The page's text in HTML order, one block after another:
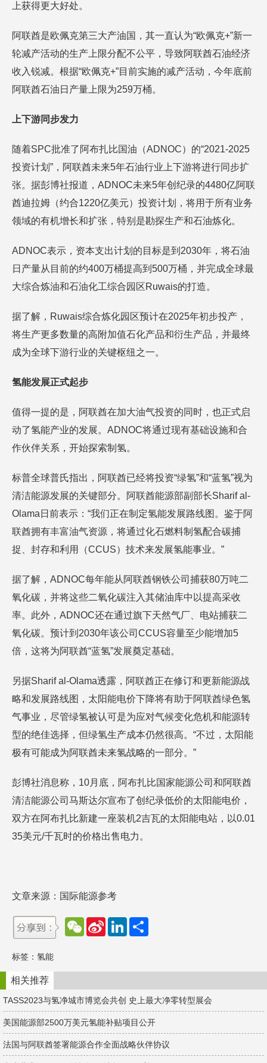
上获得更大好处。
阿联酋是欧佩克第三大产油国，其一直认为“欧佩克+”新一
轮减产活动的生产上限分配不公平，导致阿联酋石油经济
收入锐减。根据“欧佩克+”目前实施的减产活动，今年底前
阿联酋石油日产量上限为259万桶。
上下游同步发力
随着SPC批准了阿布扎比国油（ADNOC）的“2021-2025
投资计划”，阿联酋未来5年石油行业上下游将进行同步扩
张。据彭博社报道，ADNOC未来5年创纪录的4480亿阿联
酋迪拉姆（约合1220亿美元）投资计划，将用于所有业务
领域的有机增长和扩张，特别是勘探生产和石油炼化。
ADNOC表示，资本支出计划的目标是到2030年，将石油
日产量从目前的约400万桶提高到500万桶，并完成全球最
大综合炼油和石油化工综合园区Ruwais的打造。
据了解，Ruwais综合炼化园区预计在2025年初步投产，
将生产更多数量的高附加值石化产品和衍生产品，并最终
成为全球下游行业的关键枢纽之一。
氢能发展正式起步
值得一提的是，阿联酋在加大油气投资的同时，也正式启
动了氢能产业的发展。ADNOC将通过现有基础设施和合
作伙伴关系，开始探索制氢。
标普全球普氏指出，阿联酋已经将投资“绿氢”和“蓝氢”视为
清洁能源发展的关键部分。阿联酋能源部副部长Sharif al-
Olama日前表示：“我们正在制定氢能发展路线图。鉴于阿
联酋拥有丰富油气资源，将通过化石燃料制氢配合碳捕
捉、封存和利用（CCUS）技术来发展氢能事业。”
据了解，ADNOC每年能从阿联酋钢铁公司捕获80万吨二
氧化碳，并将这些二氧化碳注入其储油库中以提高采收
率。此外，ADNOC还在通过旗下天然气厂、电站捕获二
氧化碳。预计到2030年该公司CCUS容量至少能增加5
倍，这将为阿联酋“蓝氢”发展奠定基础。
另据Sharif al-Olama透露，阿联酋正在修订和更新能源战
略和发展路线图，太阳能电价下降将有助于阿联酋绿色氢
气事业，尽管绿氢被认可是为应对气候变化危机和能源转
型的绝佳选择，但绿氢生产成本仍然很高。“不过，太阳能
极有可能成为阿联酋未来氢战略的一部分。”
彭博社消息称，10月底，阿布扎比国家能源公司和阿联酋
清洁能源公司马斯达尔宣布了创纪录低价的太阳能电价，
双方在阿布扎比新建一座装机2吉瓦的太阳能电站，以0.01
35美元/千瓦时的价格出售电力。
文章来源：国际能源参考
W
e
t
S
e
b
o
L
d
n
标签： 氢能
相关推荐
TASS2023与氢净城市博览会共创 史上最大净零转型展会
美国能源部2500万美元氢能补贴项目公开
法国与阿联酋签署能源合作全面战略伙伴协议